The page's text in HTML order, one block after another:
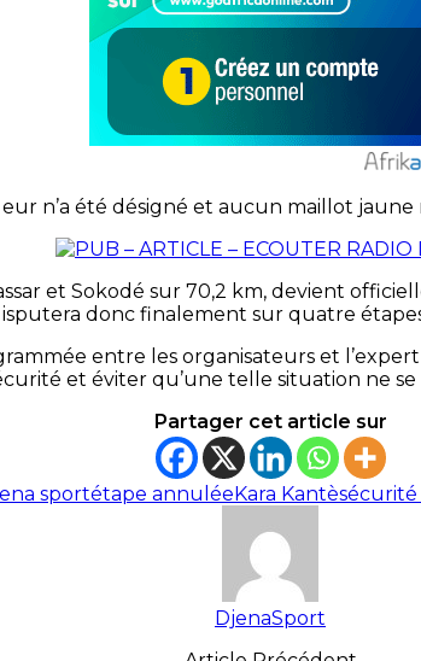
n’a été désigné et aucun maillot
et Sokodé sur 70,2 km, devient
donc finalement sur quatre
entre les organisateurs et
et éviter qu’une telle situation ne
Partager cet article sur
sportétape annuléeKara Kantèsécurité
DjenaSport